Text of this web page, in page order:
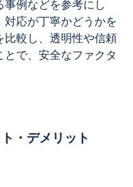
例などを参考にし
応が丁寧かどうかを
比較し、透明性や信頼
で、安全なファクタ
・デメリット